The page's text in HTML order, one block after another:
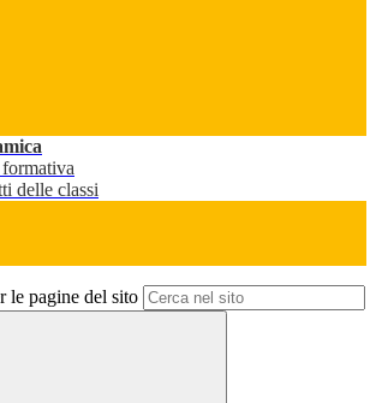
delle classi
le pagine del sito